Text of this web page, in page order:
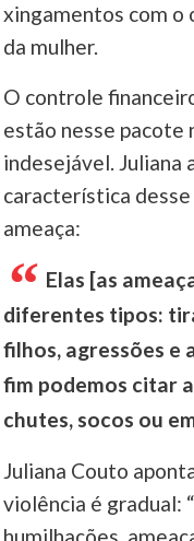
xingamentos com o
da mulher.
O controle
estão nesse pacote
indesejável. Juliana
característica
ameaça:
Elas [as
diferentes tipos:
filhos, agressões e
fim podemos citar
chutes, socos ou
Juliana Couto
violência é gradual: